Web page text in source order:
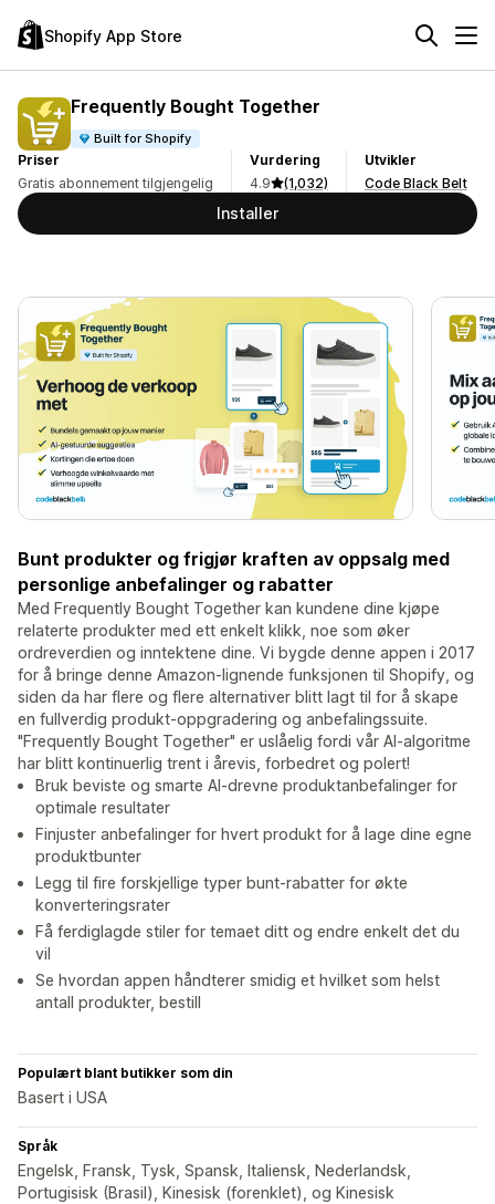
Shopify App Store
Frequently Bought Together
Built for Shopify
Priser
Gratis abonnement tilgjengelig
Vurdering
4.9
(1,032)
Utvikler
Code Black Belt
Installer
Bunt produkter og frigjør kraften av oppsalg med
personlige anbefalinger og rabatter
Med Frequently Bought Together kan kundene dine kjøpe
relaterte produkter med ett enkelt klikk, noe som øker
ordreverdien og inntektene dine. Vi bygde denne appen i 2017
for å bringe denne Amazon-lignende funksjonen til Shopify, og
siden da har flere og flere alternativer blitt lagt til for å skape
en fullverdig produkt-oppgradering og anbefalingssuite.
"Frequently Bought Together" er uslåelig fordi vår AI-algoritme
har blitt kontinuerlig trent i årevis, forbedret og polert!
Bruk beviste og smarte AI-drevne produktanbefalinger for
optimale resultater
Finjuster anbefalinger for hvert produkt for å lage dine egne
produktbunter
Legg til fire forskjellige typer bunt-rabatter for økte
konverteringsrater
Få ferdiglagde stiler for temaet ditt og endre enkelt det du
vil
Se hvordan appen håndterer smidig et hvilket som helst
antall produkter, bestill
Populært blant butikker som din
Basert i USA
Språk
Engelsk, Fransk, Tysk, Spansk, Italiensk, Nederlandsk,
Portugisisk (Brasil), Kinesisk (forenklet), og Kinesisk